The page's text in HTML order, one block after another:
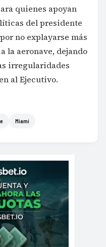
quienes apoyan
del presidente
no explayarse más
la aeronave, dejando
irregularidades
al Ejecutivo.
Miami